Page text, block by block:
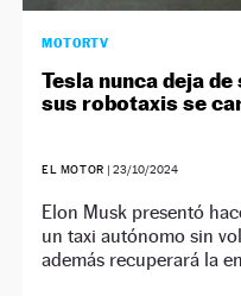
MOTORTV
Tesla nunca deja
sus robotaxis se
EL MOTOR | 23/10/2024
Elon Musk presentó
un taxi autónomo sin
además recuperará la